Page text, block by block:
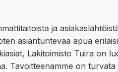
ja
asiantuntevaa apua
Lakitoimisto Tuira on
Tavoitteenamme on